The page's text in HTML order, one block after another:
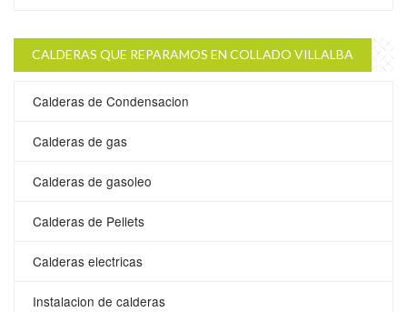
CALDERAS QUE REPARAMOS EN COLLADO VILLALBA
Calderas de Condensacion
Calderas de gas
Calderas de gasoleo
Calderas de Pellets
Calderas electricas
Instalacion de calderas